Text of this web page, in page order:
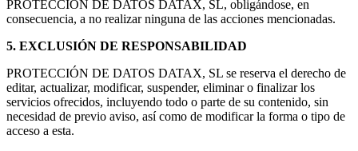
PROTECCIÓN DE DATOS DATAX, SL, obligándose, en
consecuencia, a no realizar ninguna de las acciones mencionadas.
5. EXCLUSIÓN DE RESPONSABILIDAD
PROTECCIÓN DE DATOS DATAX, SL se reserva el derecho de
editar, actualizar, modificar, suspender, eliminar o finalizar los
servicios ofrecidos, incluyendo todo o parte de su contenido, sin
necesidad de previo aviso, así como de modificar la forma o tipo de
acceso a esta.